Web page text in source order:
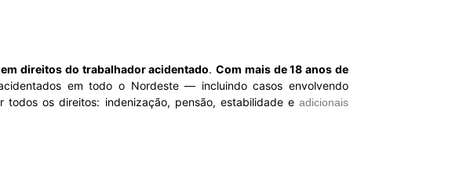
direitos do trabalhador acidentado.Com mais de 18 anos de
em todo o Nordeste — incluindo casos envolvendo
os direitos: indenização, pensão, estabilidade eadicionais